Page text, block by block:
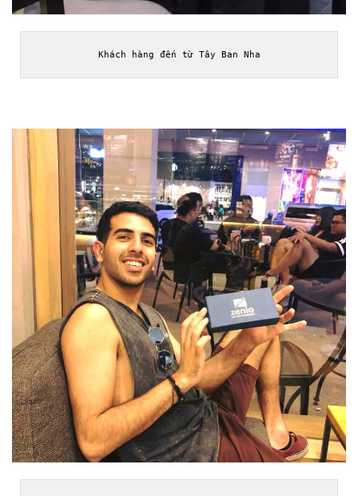
Khách hàng đến từ Tây Ban Nha